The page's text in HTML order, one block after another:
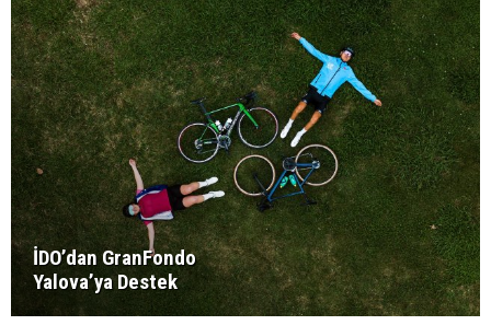
İDO’dan GranFondo
Yalova’ya Destek